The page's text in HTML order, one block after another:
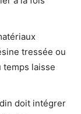
tressée ou
temps laisse
doit intégrer